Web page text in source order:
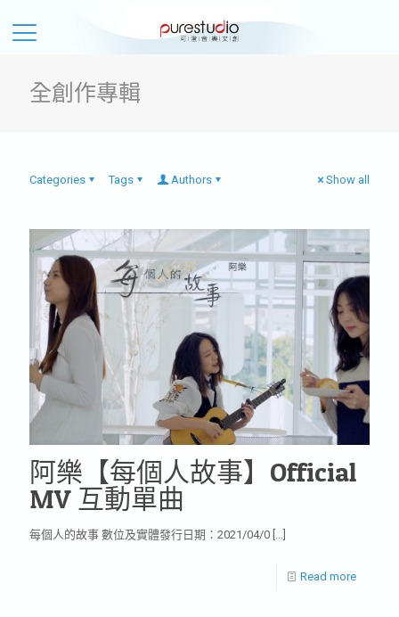
全創作專輯
Categories Tags Authors Show all
阿樂【每個人故事】Official
MV 互動單曲
每個人的故事 數位及實體發行日期：2021/04/0
Read more